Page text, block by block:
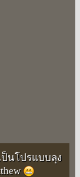
ป็นโปรแบบลุง